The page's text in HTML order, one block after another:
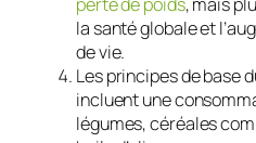
la santé globale et
de vie.
Les principes de base
incluent une
légumes, céréales